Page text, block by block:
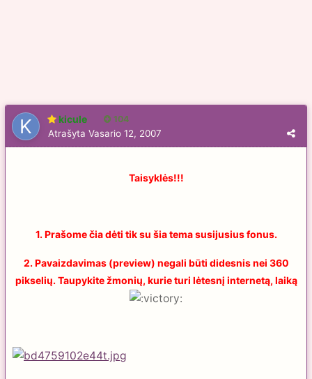
kicule 104
Atrašyta Vasario 12, 2007
Taisyklės!!!
1. Prašome čia dėti tik su šia tema susijusius fonus.
2. Pavaizdavimas (preview) negali būti didesnis nei 360
pikselių. Taupykite žmonių, kurie turi lėtesnį internetą, laiką